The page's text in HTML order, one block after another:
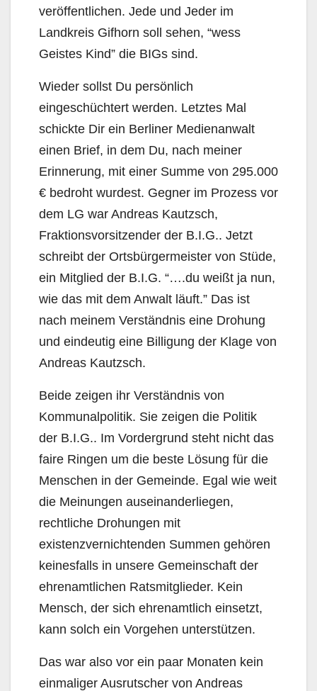
veröffentlichen. Jede und Jeder im
Landkreis Gifhorn soll sehen, “wess
Geistes Kind” die BIGs sind.
Wieder sollst Du persönlich
eingeschüchtert werden. Letztes Mal
schickte Dir ein Berliner Medienanwalt
einen Brief, in dem Du, nach meiner
Erinnerung, mit einer Summe von 295.000
€ bedroht wurdest. Gegner im Prozess vor
dem LG war Andreas Kautzsch,
Fraktionsvorsitzender der B.I.G.. Jetzt
schreibt der Ortsbürgermeister von Stüde,
ein Mitglied der B.I.G. “….du weißt ja nun,
wie das mit dem Anwalt läuft.” Das ist
nach meinem Verständnis eine Drohung
und eindeutig eine Billigung der Klage von
Andreas Kautzsch.
Beide zeigen ihr Verständnis von
Kommunalpolitik. Sie zeigen die Politik
der B.I.G.. Im Vordergrund steht nicht das
faire Ringen um die beste Lösung für die
Menschen in der Gemeinde. Egal wie weit
die Meinungen auseinanderliegen,
rechtliche Drohungen mit
existenzvernichtenden Summen gehören
keinesfalls in unsere Gemeinschaft der
ehrenamtlichen Ratsmitglieder. Kein
Mensch, der sich ehrenamtlich einsetzt,
kann solch ein Vorgehen unterstützen.
Das war also vor ein paar Monaten kein
einmaliger Ausrutscher von Andreas